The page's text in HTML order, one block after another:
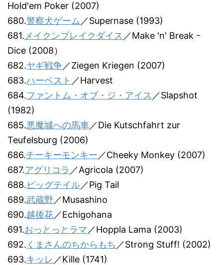
Hold'em Poker (2007)
680.警察犬ゲーム ／Supernase (1993)
681. メイクンブレイクダイス ／Make 'n' Break -
Dice (2008）
682.ヤギ戦争／Ziegen Kriegen (2007)
683.ハーベスト ／Harvest
684.ファントム・オブ・ジ・アイス ／Slapshot
(1982)
685.悪魔城への馬車／Die Kutschfahrt zur
Teufelsburg (2006)
686.チーキーモンキー ／Cheeky Monkey (2007)
687.アグリコラ ／Agricola (2007)
688.ピッグテイル／Pig Tail
689.武蔵野 ／Musashino
690.越後花／Echigohana
691.おっとっとラマ ／Hoppla Lama (2003)
692. くまさんのちからもち ／Strong Stuff! (2002)
693.キッレ ／Kille (1741)